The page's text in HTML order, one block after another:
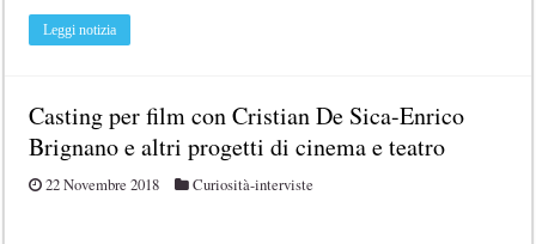
Leggi notizia
Casting per film con Cristian De Sica-Enrico
Brignano e altri progetti di cinema e teatro
22 Novembre 2018 Curiosità-interviste